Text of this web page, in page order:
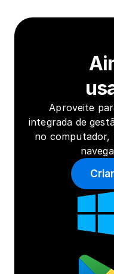
Aproveite
integrada de
no computador,